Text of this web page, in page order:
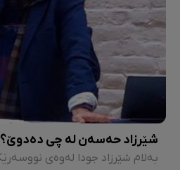
شێرزاد حەسەن لە چی دەدوێ؟